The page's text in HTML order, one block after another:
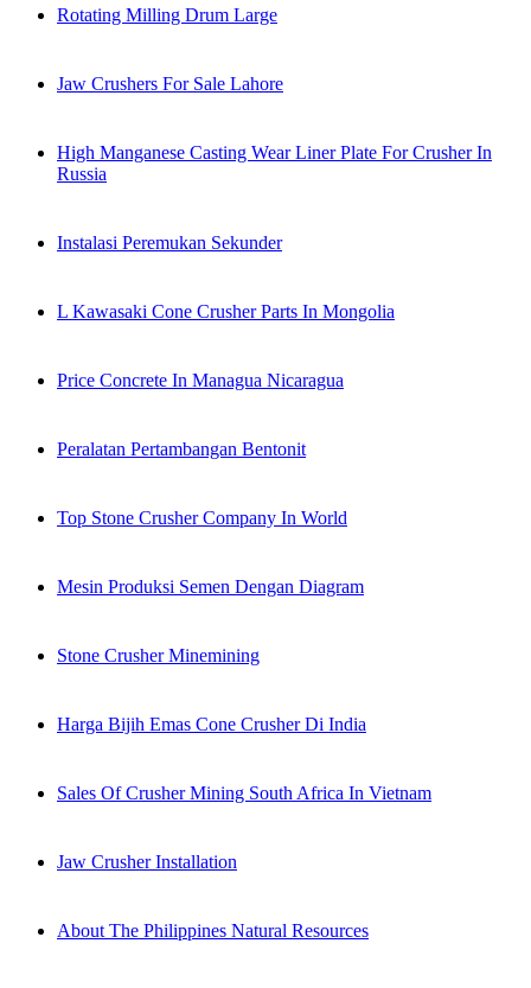
Rotating Milling Drum Large
Jaw Crushers For Sale Lahore
High Manganese Casting Wear Liner Plate For Crusher In
Russia
Instalasi Peremukan Sekunder
L Kawasaki Cone Crusher Parts In Mongolia
Price Concrete In Managua Nicaragua
Peralatan Pertambangan Bentonit
Top Stone Crusher Company In World
Mesin Produksi Semen Dengan Diagram
Stone Crusher Minemining
Harga Bijih Emas Cone Crusher Di India
Sales Of Crusher Mining South Africa In Vietnam
Jaw Crusher Installation
About The Philippines Natural Resources